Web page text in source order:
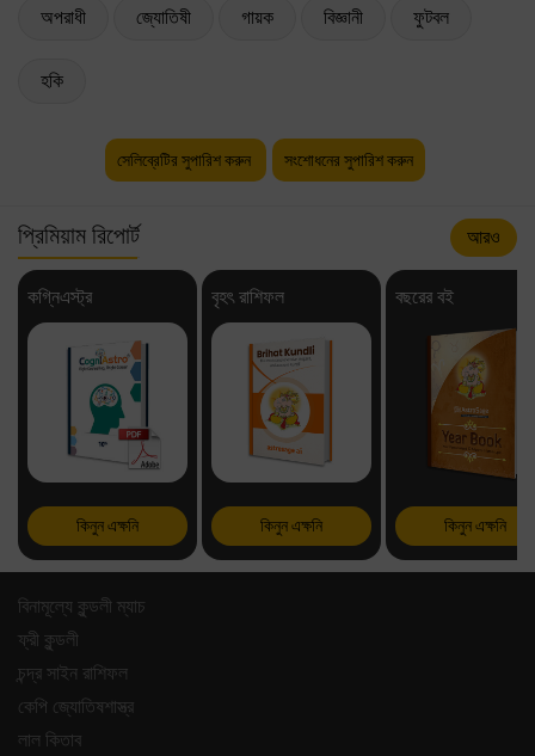
অপরাধী জ্যোতিষী গায়ক বিজ্ঞানী ফুটবল
হকি
সেলিব্রেটির সুপারিশ করুন সংশোধনের সুপারিশ করুন
প্রিমিয়াম রিপোর্ট আরও
কগ্নিএস্ট্র
কিনুন এক্ষনি
বৃহৎ রাশিফল
কিনুন এক্ষনি
বছরের বই
কিনুন এক্ষনি
বিনামূল্যে কুন্ডলী ম্যাচ
ফ্রী কুন্ডলী
চন্দ্র সাইন রাশিফল
কেপি জ্যোতিষশাস্ত্র
লাল কিতাব